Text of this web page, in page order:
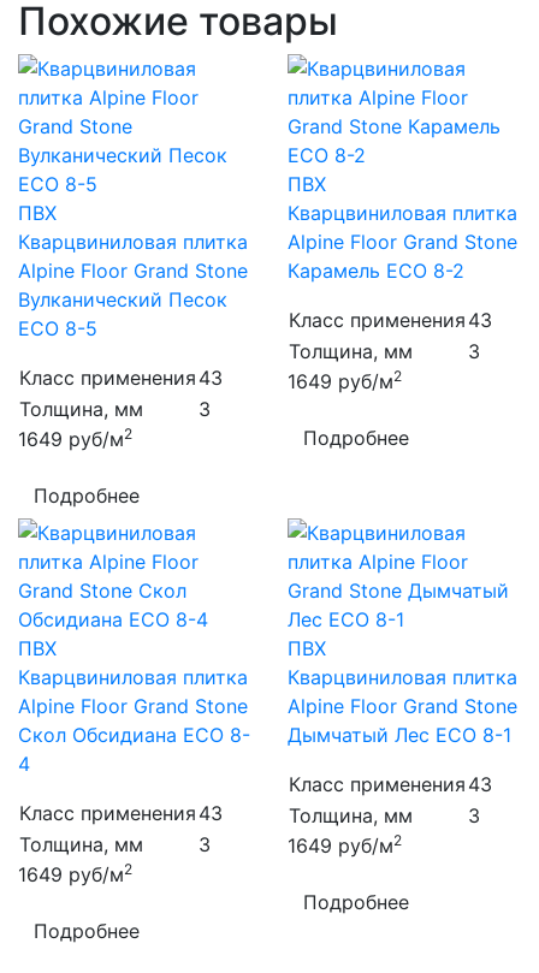
Похожие товары
ПВХ
Кварцвиниловая плитка
Alpine Floor Grand Stone
Вулканический Песок
ECO 8-5
Класс применения 43
Толщина, мм
3
1649 руб/м2
Подробнее
ПВХ
Кварцвиниловая плитка
Alpine Floor Grand Stone
Карамель ECO 8-2
Класс применения 43
Толщина, мм
3
1649 руб/м2
Подробнее
ПВХ
Кварцвиниловая плитка
Alpine Floor Grand Stone
Скол Обсидиана ECO 8-
4
Класс применения 43
Толщина, мм
3
1649 руб/м2
Подробнее
ПВХ
Кварцвиниловая плитка
Alpine Floor Grand Stone
Дымчатый Лес ECO 8-1
Класс применения 43
Толщина, мм
3
1649 руб/м2
Подробнее